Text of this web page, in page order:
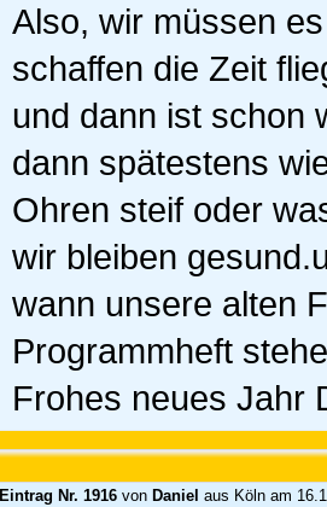
Also, wir müssen
schaffen die Zeit
und dann ist schon
dann spätestens
Ohren steif oder
wir bleiben
wann unsere alten
Programmheft
Frohes neues Jahr
Eintrag Nr. 1916 von Daniel aus Köln am